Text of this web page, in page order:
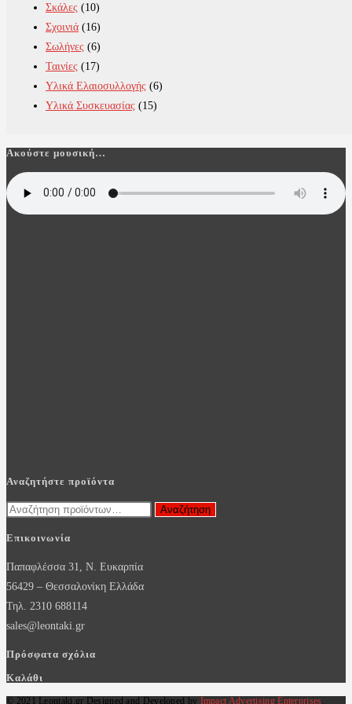
Σκάλες (10)
Σχοινιά (16)
Σωλήνες (6)
Ταινίες (17)
Υλικά Ελαιοσυλλογής (6)
Υλικά Συσκευασίας (15)
Ακούστε μουσική…
Αναζητήστε προϊόντα
Αναζήτηση
Αναζήτηση
Επικοινωνία
Παπαφλέσσα 31, Ν. Ευκαρπία
56429 – Θεσσαλονίκη Ελλάδα
Τηλ. 2310 688114
sales@leontaki.gr
Πρόσφατα σχόλια
Καλάθι
© 2021 Leontaki.gr Designed and Developed by Impact Advertising Enterprises.